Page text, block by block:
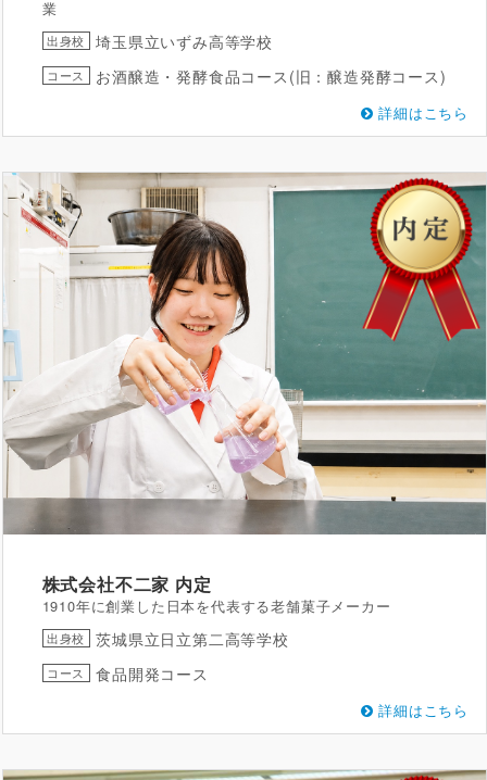
業
出身校 埼玉県立いずみ高等学校
コース お酒醸造・発酵食品コース(旧：醸造発酵コース)
詳細はこちら
株式会社不二家 内定
1910年に創業した日本を代表する老舗菓子メーカー
出身校 茨城県立日立第二高等学校
コース 食品開発コース
詳細はこちら